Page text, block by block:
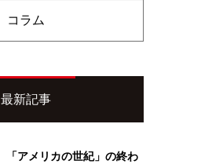
コラム
最新記事
「アメリカの世紀」の終わ